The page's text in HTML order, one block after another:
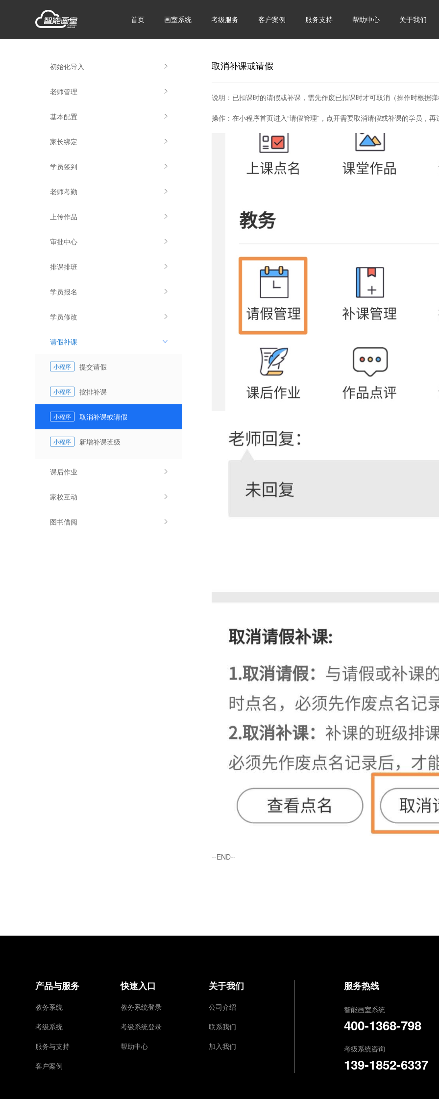
首页 画室系统 考级服务 客户案例 服务支持 帮助中心 关于我们
初始化导入
老师管理
基本配置
家长绑定
学员签到
老师考勤
上传作品
审批中心
排课排班
学员报名
学员修改
请假补课
小程序 提交请假
小程序 按排补课
小程序 取消补课或请假
小程序 新增补课班级
课后作业
家校互动
图书借阅
取消补课或请假
说明： 已扣课时的请假或补课，需先作废已扣课时才可取消（操作时根据
操作： 在小程序首页进入“请假管理”，点开需要取消请假或补课的学员，再
--END--
产品与服务
教务系统
考级系统
服务与支持
客户案例
快速入口
教务系统登录
考级系统登录
帮助中心
关于我们
公司介绍
联系我们
加入我们
服务热线
智能画室系统
400-1368-798
考级系统咨询
139-1852-6337